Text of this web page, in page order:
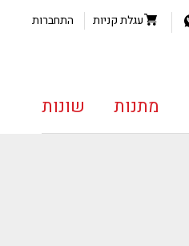
עגלת קניות התחברות
מתנות שונות